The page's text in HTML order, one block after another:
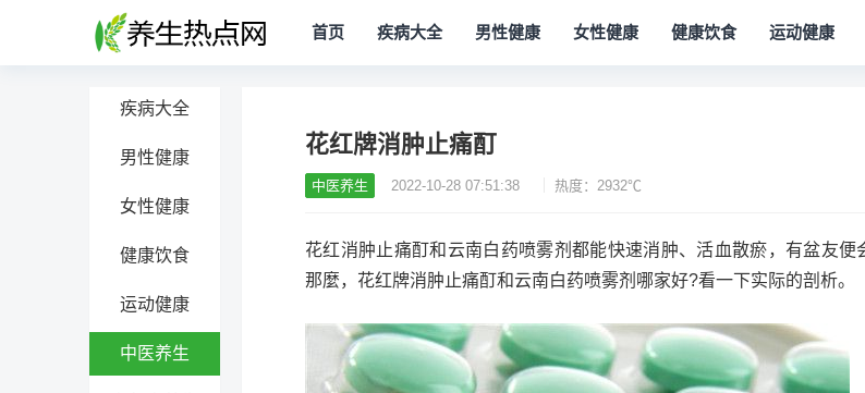
首页 疾病大全 男性健康 女性健康 健康饮食 运动健康
疾病大全
男性健康
女性健康
健康饮食
运动健康
中医养生
花红牌消肿止痛酊
中医养生 2022-10-28 07:51:38 热度：2932℃
花红消肿止痛酊和云南白药喷雾剂都能快速消肿、活血散瘀，有盆友便
那麼，花红牌消肿止痛酊和云南白药喷雾剂哪家好?看一下实际的剖析。